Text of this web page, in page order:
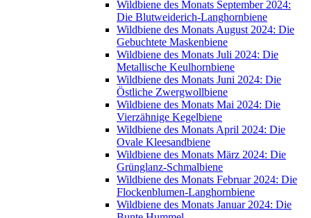
Wildbiene des Monats September 2024:
Die Blutweiderich-Langhornbiene
Wildbiene des Monats August 2024: Die
Gebuchtete Maskenbiene
Wildbiene des Monats Juli 2024: Die
Metallische Keulhornbiene
Wildbiene des Monats Juni 2024: Die
Östliche Zwergwollbiene
Wildbiene des Monats Mai 2024: Die
Vierzähnige Kegelbiene
Wildbiene des Monats April 2024: Die
Ovale Kleesandbiene
Wildbiene des Monats März 2024: Die
Grünglanz-Schmalbiene
Wildbiene des Monats Februar 2024: Die
Flockenblumen-Langhornbiene
Wildbiene des Monats Januar 2024: Die